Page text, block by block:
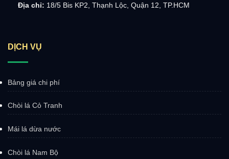
Địa chỉ: 18/5 Bis KP2, Thạnh Lộc, Quận 12, TP.HCM
DỊCH VỤ
Bảng giá chi phí
Chòi lá Cỏ Tranh
Mái lá dừa nước
Chòi lá Nam Bộ